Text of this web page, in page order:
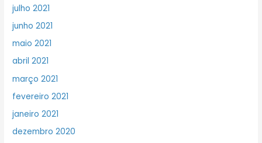
julho 2021
junho 2021
maio 2021
abril 2021
março 2021
fevereiro 2021
janeiro 2021
dezembro 2020